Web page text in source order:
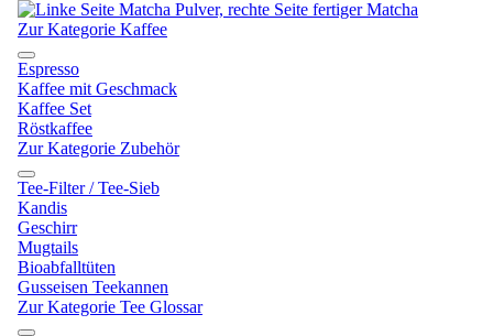
Zur Kategorie Kaffee
Espresso
Kaffee mit Geschmack
Kaffee Set
Röstkaffee
Zur Kategorie Zubehör
Tee-Filter / Tee-Sieb
Kandis
Geschirr
Mugtails
Bioabfalltüten
Gusseisen Teekannen
Zur Kategorie Tee Glossar